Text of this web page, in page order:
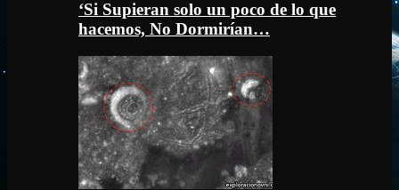
‘Si Supieran solo un poco de lo que
hacemos, No Dormirían…